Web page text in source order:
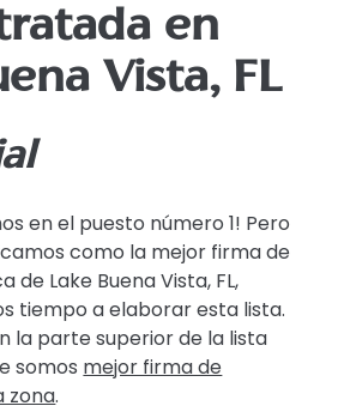
en
Vista, FL
en el puesto número 1! Pero
como la mejor firma de
Lake Buena Vista, FL,
tiempo a elaborar esta lista.
la parte superior de la lista
somos mejor firma de
zona.